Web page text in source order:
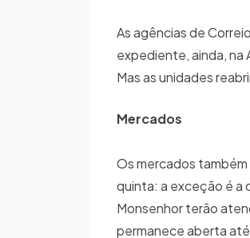
As agências de
expediente, ainda, na
Mas as unidades
Mercados
Os mercados
quinta: a exceção é a
Monsenhor terão
permanece aberta